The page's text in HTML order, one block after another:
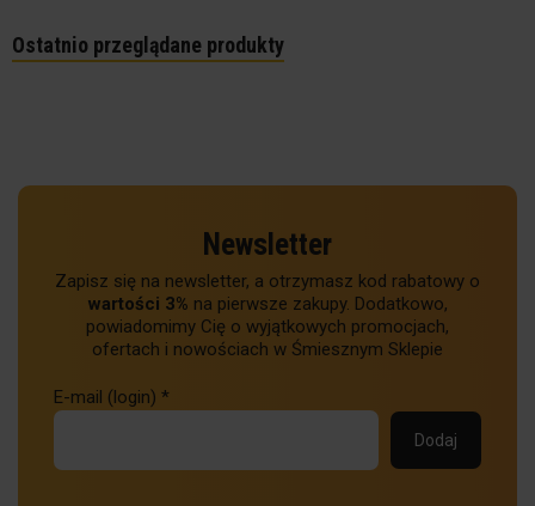
Ostatnio przeglądane produkty
Newsletter
Zapisz się na newsletter, a otrzymasz kod rabatowy o
wartości 3% na pierwsze zakupy. Dodatkowo,
powiadomimy Cię o wyjątkowych promocjach,
ofertach i nowościach w Śmiesznym Sklepie
E-mail (login) *